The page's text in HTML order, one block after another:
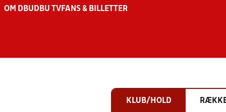
OM DBU DBU TV FANS & BILLETTER
KLUB/HOLD